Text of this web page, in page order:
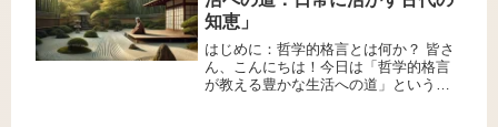
知恵」
はじめに：哲学的格言とは何か？ 皆さ
ん、こんにちは！今日は「哲学的格言
が教える豊かな生活への道」というテ